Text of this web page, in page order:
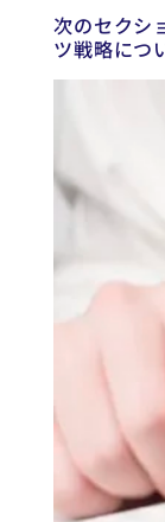
次のセクシ
ツ戦略につ